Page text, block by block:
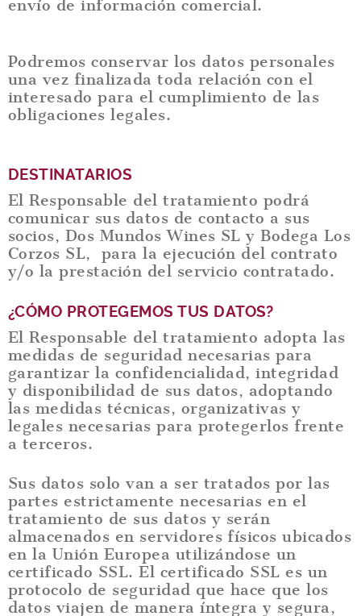
envío de información comercial.
Podremos conservar los datos personales
una vez finalizada toda relación con el
interesado para el cumplimiento de las
obligaciones legales.
DESTINATARIOS
El Responsable del tratamiento podrá
comunicar sus datos de contacto a sus
socios, Dos Mundos Wines SL y Bodega Los
Corzos SL, para la ejecución del contrato
y/o la prestación del servicio contratado.
¿CÓMO PROTEGEMOS TUS DATOS?
El Responsable del tratamiento adopta las
medidas de seguridad necesarias para
garantizar la confidencialidad, integridad
y disponibilidad de sus datos, adoptando
las medidas técnicas, organizativas y
legales necesarias para protegerlos frente
a terceros.
Sus datos solo van a ser tratados por las
partes estrictamente necesarias en el
tratamiento de sus datos y serán
almacenados en servidores físicos ubicados
en la Unión Europea utilizándose un
certificado SSL. El certificado SSL es un
protocolo de seguridad que hace que los
datos viajen de manera íntegra y segura,